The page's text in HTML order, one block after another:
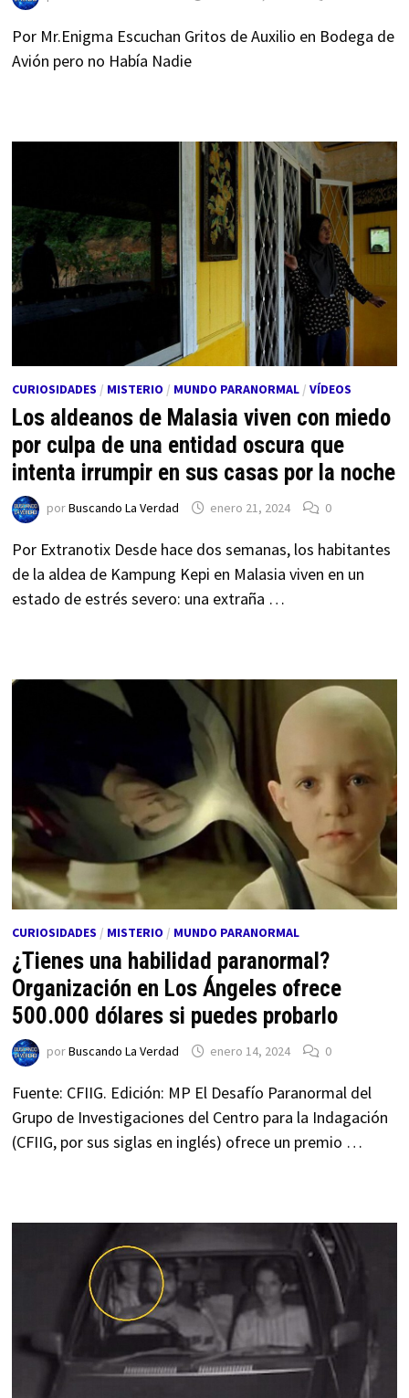
Por Mr.Enigma Escuchan Gritos de Auxilio en Bodega de
Avión pero no Había Nadie
CURIOSIDADES / MISTERIO / MUNDO PARANORMAL/ VÍDEOS
Los aldeanos de Malasia viven con miedo
por culpa de una entidad oscura que
intenta irrumpir en sus casas por la noche
porBuscando La Verdad enero 21, 2024 0
Por Extranotix Desde hace dos semanas, los habitantes
de la aldea de Kampung Kepi en Malasia viven en un
estado de estrés severo: una extraña …
CURIOSIDADES / MISTERIO / MUNDO PARANORMAL
¿Tienes una habilidad paranormal?
Organización en Los Ángeles ofrece
500.000 dólares si puedes probarlo
porBuscando La Verdad enero 14, 2024 0
Fuente: CFIIG. Edición: MP El Desafío Paranormal del
Grupo de Investigaciones del Centro para la Indagación
(CFIIG, por sus siglas en inglés) ofrece un premio …